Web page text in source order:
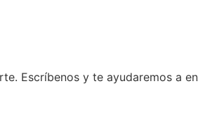
Escríbenos y te ayudaremos a